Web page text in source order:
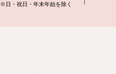
※日・祝日・年末年始を除く